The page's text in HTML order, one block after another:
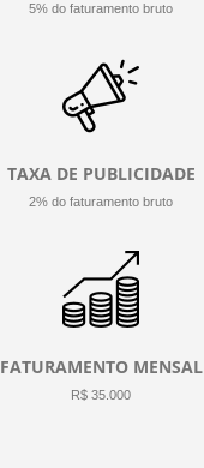
5% do faturamento bruto
TAXA DE PUBLICIDADE
2% do faturamento bruto
FATURAMENTO MENSAL
R$ 35.000